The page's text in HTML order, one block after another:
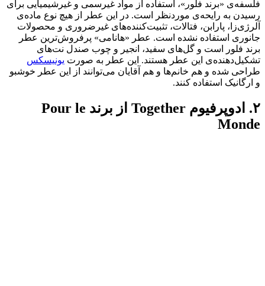
فلسفه‌ی «برند فلور»، استفاده از مواد غیرسمی و غیر‌شیمیایی برای
رسیدن به رایحه‌ی مورد‌نظر است. در این عطر از هیچ نوع ماده‌ی
آلرژی‌زا، پارابن، فتالات، تثبیت‌کننده‌های غیرضروری و محصولات
جانوری استفاده نشده است. عطر «هانامی» پرفروش‌ترین عطر
برند فلور است و گل‌های سفید، انجیر و چوب صندل نت‌های
تشکیل‌دهنده‌ی این عطر هستند. این عطر به صورت یونیسکس
طراحی شده و هم خانم‌ها و هم آقایان می‌توانند از این عطر خوشبو
و ارگانیک استفاده کنند.
۲. ادوپرفیوم Together از برند Pour le
Monde